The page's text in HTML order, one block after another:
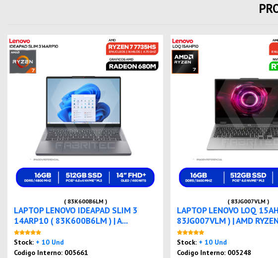
( 83K600B6LM )
LAPTOP LENOVO IDEAPAD SLIM 3
14ARP10 ( 83K600B6LM ) | A...
Stock: + 10 Und
Codigo Interno: 005661
( 83JG007VLM )
LAPTOP LENOVO LOQ
83JG007VLM ) | AMD
Stock: + 10 Und
Codigo Interno: 005248